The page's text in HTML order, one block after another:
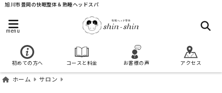
旭川市豊岡の快眠整体＆熟睡ヘッドスパ
menu
初めての方へ コースと料金 お客様の声 アクセス
ホーム サロン